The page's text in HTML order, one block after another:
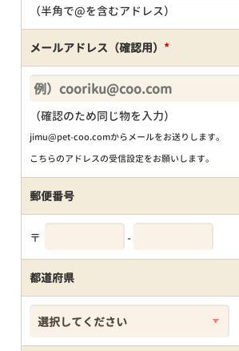
（半角で@を含むアドレス）
メールアドレス（確認用） *
（確認のため同じ物を入力）
jimu@pet-coo.comからメールをお送りします。
こちらのアドレスの受信設定をお願いします。
郵便番号
〒 -
都道府県